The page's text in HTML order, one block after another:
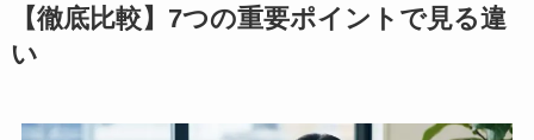
【徹底比較】7つの重要ポイントで見る違
い